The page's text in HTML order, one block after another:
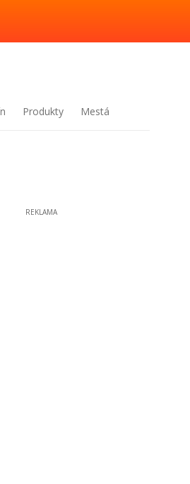
Produkty Mestá
REKLAMA